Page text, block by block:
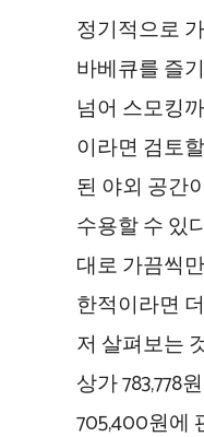
정기적으로
바베큐를 즐
넘어 스모킹
이라면 검토
된 야외 공간
수용할 수 있
대로 가끔씩
한적이라면
저 살펴보는
상가 783,778
705,400원에